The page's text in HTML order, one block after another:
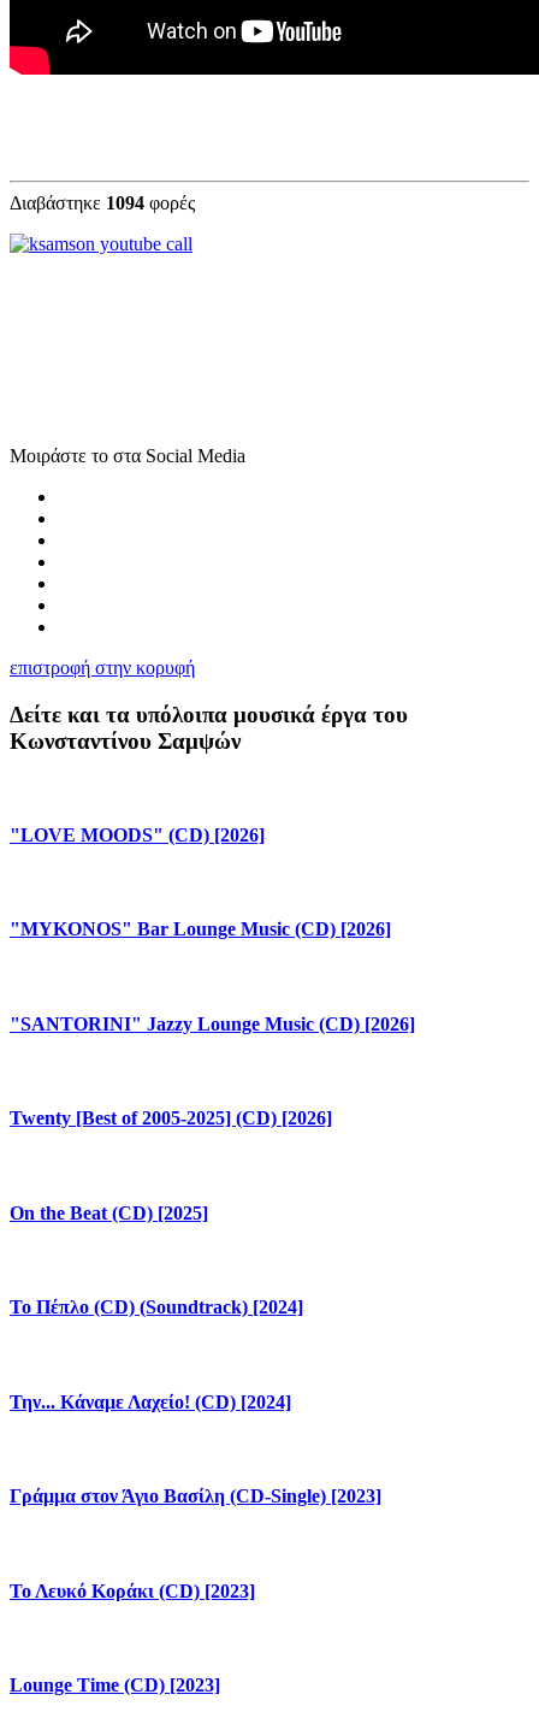
Διαβάστηκε 1094 φορές
Μοιράστε το στα Social Media
επιστροφή στην κορυφή
Δείτε και τα υπόλοιπα μουσικά έργα του
Κωνσταντίνου Σαμψών
"LOVE MOODS" (CD) [2026]
"MYKONOS" Bar Lounge Music (CD) [2026]
"SANTORINI" Jazzy Lounge Music (CD) [2026]
Twenty [Best of 2005-2025] (CD) [2026]
On the Beat (CD) [2025]
Το Πέπλο (CD) (Soundtrack) [2024]
Την... Κάναμε Λαχείο! (CD) [2024]
Γράμμα στον Άγιο Βασίλη (CD-Single) [2023]
Το Λευκό Κοράκι (CD) [2023]
Lounge Time (CD) [2023]